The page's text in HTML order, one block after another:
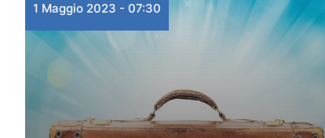
1 Maggio 2023 - 07:30